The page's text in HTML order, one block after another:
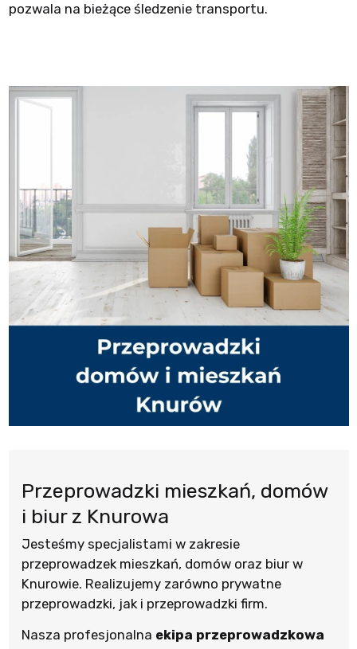
pozwala na bieżące śledzenie transportu.
Przeprowadzki mieszkań, domów
i biur z Knurowa
Jesteśmy specjalistami w zakresie
przeprowadzek mieszkań, domów oraz biur w
Knurowie. Realizujemy zarówno prywatne
przeprowadzki, jak i przeprowadzki firm.
Nasza profesjonalna ekipa przeprowadzkowa